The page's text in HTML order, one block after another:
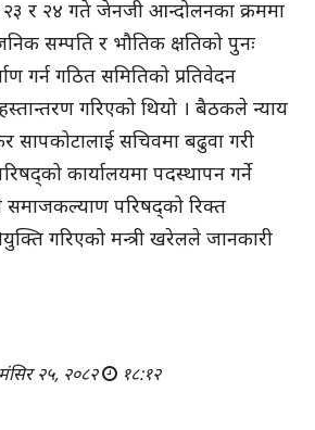
र २४ गते जेनजी आन्दोलनका क्रममा
सम्पति र भौतिक क्षतिको पुनः
गर्न गठित समितिको प्रतिवेदन
हस्तान्तरण गरिएको थियो । बैठकले न्याय
सापकोटालाई सचिवमा बढुवा गरी
कार्यालयमा पदस्थापन गर्ने
समाजकल्याण परिषद्को रिक्त
गरिएको मन्त्री खरेलले जानकारी
मंसिर २५, २०८२ १८:१२